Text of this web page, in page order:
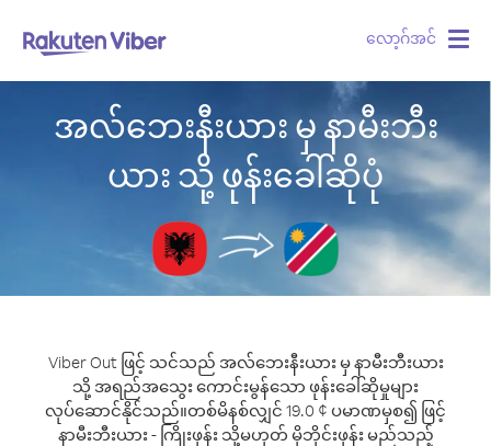
လော့ဂ်အင်
အလ်ဘေးနီးယား မှ နာမီးဘီး
ယား သို့ ဖုန်းခေါ်ဆိုပုံ
Viber Out ဖြင့် သင်သည် အလ်ဘေးနီးယား မှ နာမီးဘီးယား
သို့ အရည်အသွေး ကောင်းမွန်သော ဖုန်းခေါ်ဆိုမှုများ
လုပ်ဆောင်နိုင်သည်။တစ်မိနစ်လျှင် 19.0 ¢ ပမာဏမှစ၍ ဖြင့်
နာမီးဘီးယား - ကြိုးဖုန်း သို့မဟုတ် မိုဘိုင်းဖုန်း မည်သည့်